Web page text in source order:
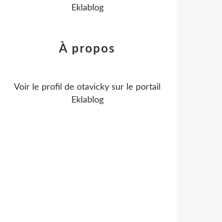
Eklablog
À propos
Voir le profil de otavicky sur le portail
Eklablog